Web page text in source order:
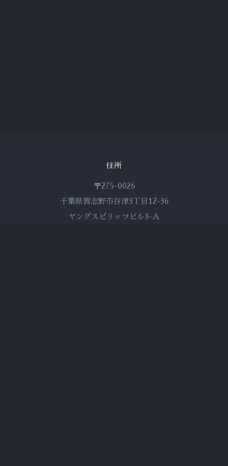
住所
〒275-0026
千葉県習志野市谷津3丁目12-36
ヤングスピリッツビル3-Ａ